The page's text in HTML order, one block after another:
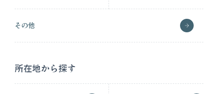
その他
所在地から探す